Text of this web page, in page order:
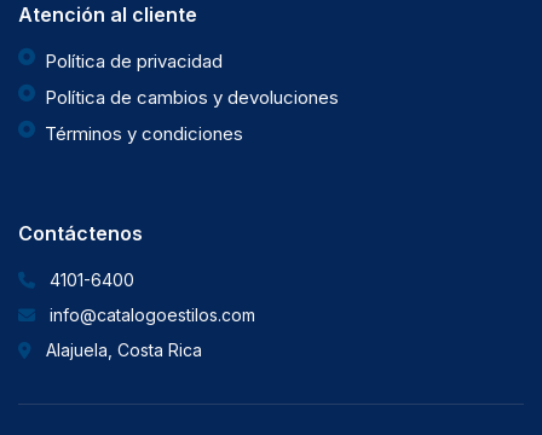
Atención al cliente
Política de privacidad
Política de cambios y devoluciones
Términos y condiciones
Contáctenos
4101-6400
info@catalogoestilos.com
Alajuela, Costa Rica